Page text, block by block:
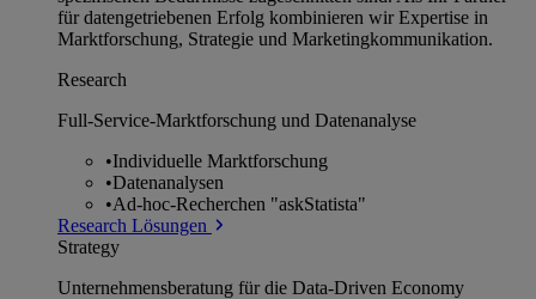
für datengetriebenen Erfolg kombinieren wir Expertise in
Marktforschung, Strategie und Marketingkommunikation.
Research
Full-Service-Marktforschung und Datenanalyse
•Individuelle Marktforschung
•Datenanalysen
•Ad-hoc-Recherchen "askStatista"
Research Lösungen
Strategy
Unternehmens­beratung für die Data-Driven Economy